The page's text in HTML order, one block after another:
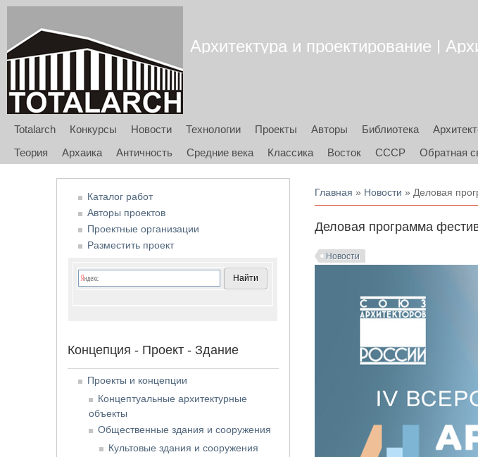
Архитектура и проектирование |
Totalarch Конкурсы Новости Технологии Проекты Авторы Библиотека
Теория
Архаика Античность Средние века Классика Восток СССР Обратная
Вы здесь
Главная » Новости » Деловая
Деловая программа
Новости
Каталог работ
Авторы проектов
Проектные организации
Разместить проект
Концепция - Проект - Здание
Проекты и концепции
Концептуальные архитектурные
объекты
Общественные здания и сооружения
Культовые здания и сооружения